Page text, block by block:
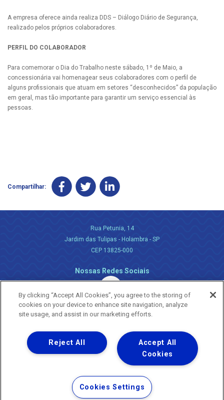
A empresa oferece ainda realiza DDS – Diálogo Diário de Segurança,
realizado pelos próprios colaboradores.
PERFIL DO COLABORADOR
Para comemorar o Dia do Trabalho neste sábado, 1º de Maio, a
concessionária vai homenagear seus colaboradores com o perfil de
alguns profissionais que atuam em setores “desconhecidos” da população
em geral, mas tão importante para garantir um serviço essencial às
pessoas.
Compartilhar:
Rua Petunia, 14
Jardim das Tulipas - Holambra - SP
CEP 13825-000
Nossas Redes Sociais
Uma empresa
Copyright ® 2026 - Todos os Direitos Reservados.
Nossa natureza movimenta a vida
Termos Gerais de Uso de Sites e Aplicativos
Política de Privacidade e Proteção de Dados
By clicking “Accept All Cookies”, you agree to the storing of
cookies on your device to enhance site navigation, analyze
site usage, and assist in our marketing efforts.
Accept All
Cookies
Reject All
Cookies Settings